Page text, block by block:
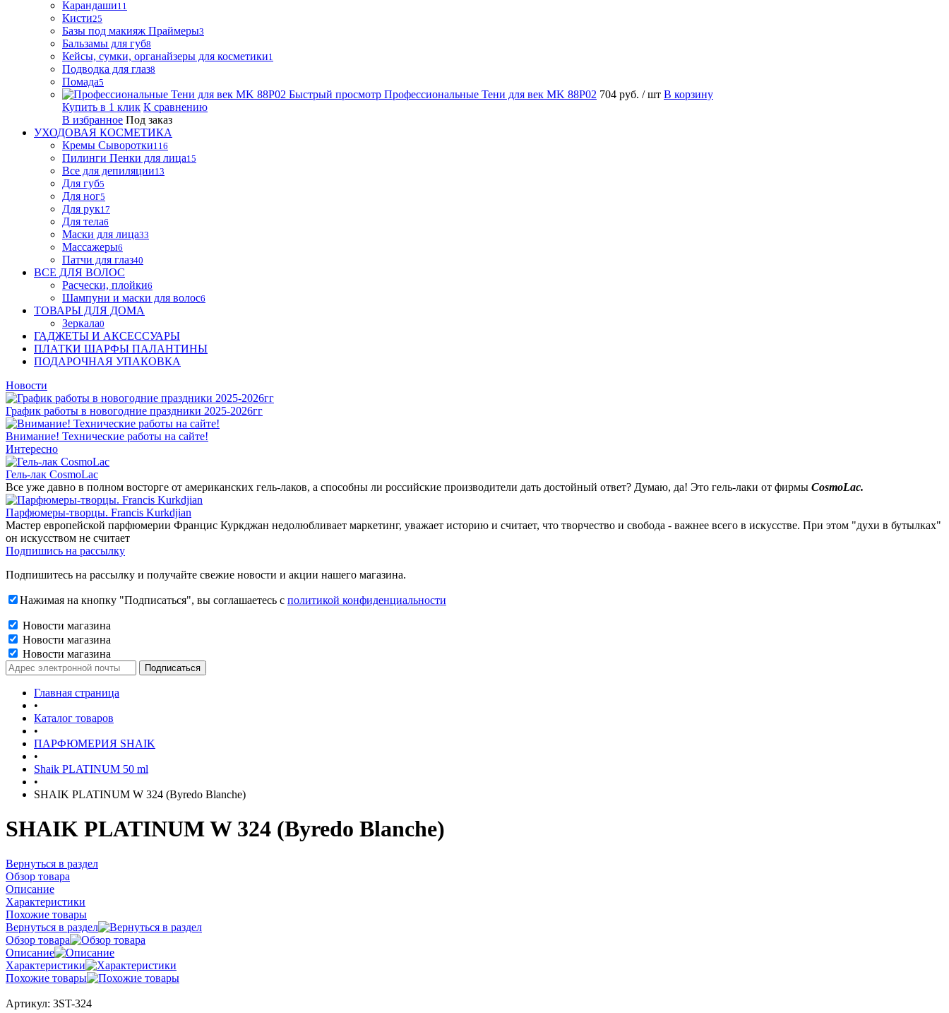
Карандаши11
Кисти25
Базы под макияж Праймеры3
Бальзамы для губ8
Кейсы, сумки, органайзеры для косметики1
Подводка для глаз8
Помада5
Быстрый просмотр Профессиональные Тени для век MK 88P02 704 руб. / шт В корзину
Купить в 1 клик К сравнению
В избранное Под заказ
УХОДОВАЯ КОСМЕТИКА
Кремы Сыворотки116
Пилинги Пенки для лица15
Все для депиляции13
Для губ5
Для ног5
Для рук17
Для тела6
Маски для лица33
Массажеры6
Патчи для глаз40
ВСЕ ДЛЯ ВОЛОС
Расчески, плойки6
Шампуни и маски для волос6
ТОВАРЫ ДЛЯ ДОМА
Зеркала0
ГАДЖЕТЫ И АКСЕССУАРЫ
ПЛАТКИ ШАРФЫ ПАЛАНТИНЫ
ПОДАРОЧНАЯ УПАКОВКА
Новости
График работы в новогодние праздники 2025-2026гг
Внимание! Технические работы на сайте!
Интересно
Гель-лак CosmoLac
Все уже давно в полном восторге от американских гель-лаков, а способны ли российские производители дать достойный ответ? Думаю, да! Это гель-лаки от фирмы CosmoLac.
Парфюмеры-творцы. Francis Kurkdjian
Мастер европейской парфюмерии Францис Куркджан недолюбливает маркетинг, уважает историю и считает, что творчество и свобода - важнее всего в искусстве. При этом "духи в бутылках"
он искусством не считает
Подпишись на рассылку
Подпишитесь на рассылку и получайте свежие новости и акции нашего магазина.
Нажимая на кнопку "Подписаться", вы соглашаетесь с политикой конфиденциальности
Новости магазина
Новости магазина
Новости магазина
Главная страница
•
Каталог товаров
•
ПАРФЮМЕРИЯ SHAIK
•
Shaik PLATINUM 50 ml
•
SHAIK PLATINUM W 324 (Byredo Blanche)
SHAIK PLATINUM W 324 (Byredo Blanche)
Вернуться в раздел
Обзор товара
Описание
Характеристики
Похожие товары
Вернуться в раздел
Обзор товара
Описание
Характеристики
Похожие товары
Артикул: 3ST-324